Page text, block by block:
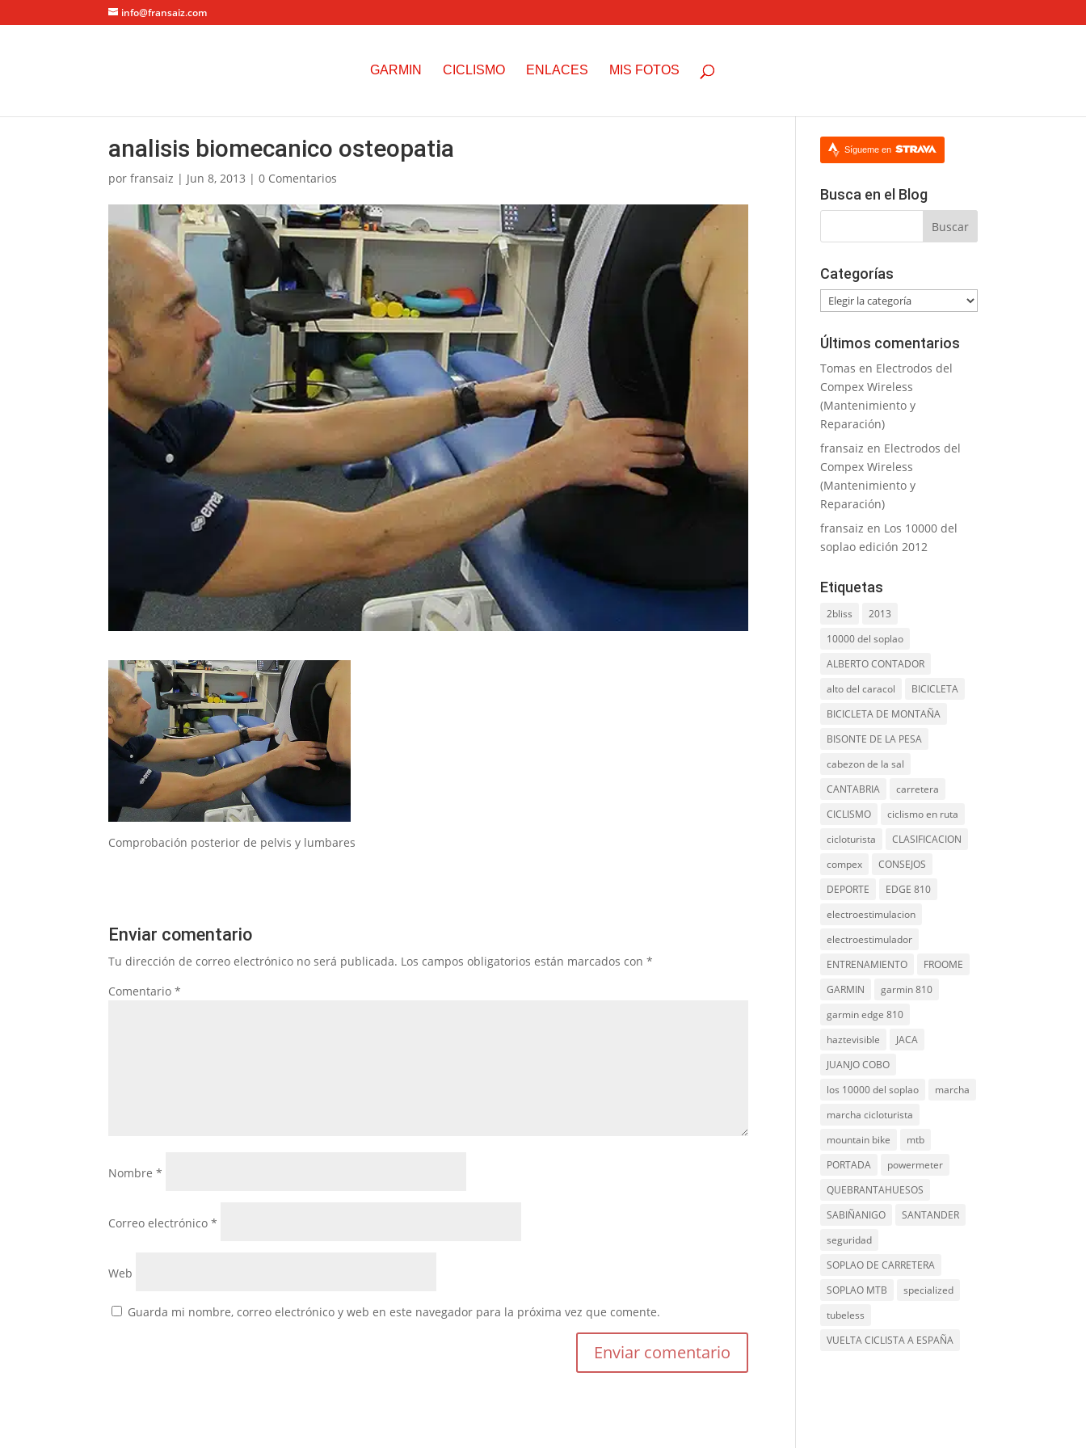
info@fransaiz.com
GARMIN CICLISMO ENLACES MIS FOTOS
analisis biomecanico osteopatia
porfransaiz | Jun 8, 2013 |0 Comentarios
Comprobación posterior de pelvis y lumbares
Enviar comentario
Tu dirección de correo electrónico no será publicada. Los campos obligatorios están marcados con*
Comentario*
Nombre*
Correo electrónico*
Web
Guarda mi nombre, correo electrónico y web en este navegador para la próxima vez que comente.
Sígueme en
Busca en el Blog
Categorías
Categorías
Últimos comentarios
Tomas en Electrodos del
Compex Wireless
(Mantenimiento y
Reparación)
fransaiz en Electrodos del
Compex Wireless
(Mantenimiento y
Reparación)
fransaiz en Los 10000 del
soplao edición 2012
Etiquetas
2bliss
2013
10000 del soplao
ALBERTO CONTADOR
alto del caracol
BICICLETA
BICICLETA DE MONTAÑA
BISONTE DE LA PESA
cabezon de la sal
CANTABRIA
carretera
CICLISMO
ciclismo en ruta
cicloturista
CLASIFICACION
compex
CONSEJOS
DEPORTE
EDGE 810
electroestimulacion
electroestimulador
ENTRENAMIENTO
FROOME
GARMIN
garmin 810
garmin edge 810
haztevisible
JACA
JUANJO COBO
los 10000 del soplao
marcha
marcha cicloturista
mountain bike
mtb
PORTADA
powermeter
QUEBRANTAHUESOS
SABIÑANIGO
SANTANDER
seguridad
SOPLAO DE CARRETERA
SOPLAO MTB
specialized
tubeless
VUELTA CICLISTA A ESPAÑA